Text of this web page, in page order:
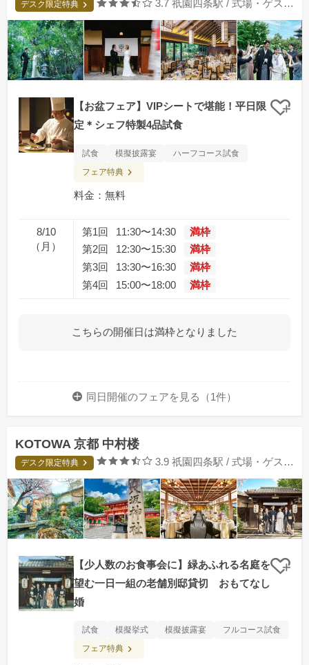
デスク限定特典 口コミ評価
3.7 祇園四条駅 / 式場・ゲストハウス
【お盆フェア】VIPシートで堪能！平日限
定＊シェフ特製4品試食
クリ
試食 模擬披露宴
ハーフコース試食
フェア特典
料金：無料
8/10
（月）
第1回 11:30〜14:30
満枠
第2回
12:30〜15:30
満枠
第3回
13:30〜16:30
満枠
第4回
15:00〜18:00 満枠
こちらの開催日は満枠となりました
同日開催のフェアを 見る（1件）
KOTOWA 京都 中村楼
デスク限定特典 口コミ評価
3.9 祇園四条駅 / 式場・ゲストハウス
【少人数のお食事会に】緑あふれる名庭を
望む一日一組の老舗別邸貸切 おもてなし
婚
クリ
試食 模擬挙式 模擬披露宴
フルコース試食
フェア特典